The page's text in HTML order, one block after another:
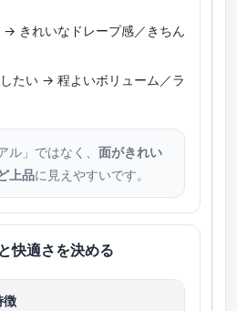
きれいなドレープ感／きちん
たい → 程よいボリューム／ラ
ル」ではなく、 面がきれい
上品に見えやすいです。
快適さを決める
徴